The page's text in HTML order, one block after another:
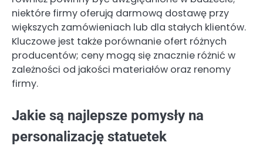
niektóre firmy oferują darmową dostawę przy
większych zamówieniach lub dla stałych klientów.
Kluczowe jest także porównanie ofert różnych
producentów; ceny mogą się znacznie różnić w
zależności od jakości materiałów oraz renomy
firmy.
Jakie są najlepsze pomysły na
personalizację statuetek